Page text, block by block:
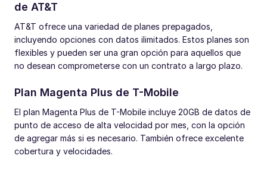
de AT&T
AT&T ofrece una variedad de planes prepagados,
incluyendo opciones con datos ilimitados. Estos planes son
flexibles y pueden ser una gran opción para aquellos que
no desean comprometerse con un contrato a largo plazo.
Plan Magenta Plus de T-Mobile
El plan Magenta Plus de T-Mobile incluye 20GB de datos de
punto de acceso de alta velocidad por mes, con la opción
de agregar más si es necesario. También ofrece excelente
cobertura y velocidades.